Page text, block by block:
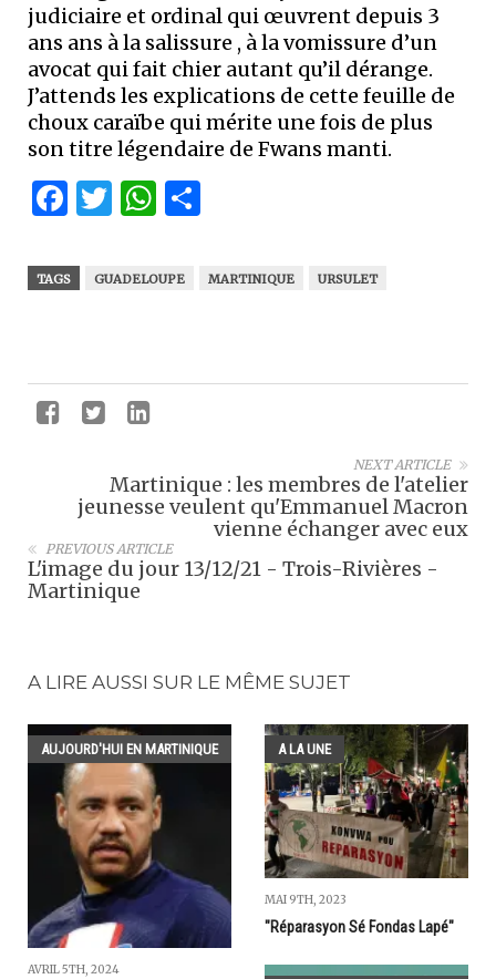
judiciaire et ordinal qui œuvrent depuis 3
ans ans à la salissure , à la vomissure d’un
avocat qui fait chier autant qu’il dérange.
J’attends les explications de cette feuille de
choux caraïbe qui mérite une fois de plus
son titre légendaire de Fwans manti.
Facebook
Twitter
WhatsApp
TAGS GUADELOUPE MARTINIQUE URSULET
NEXT ARTICLE
Martinique : les membres de l'atelier
jeunesse veulent qu'Emmanuel Macron
vienne échanger avec eux
PREVIOUS ARTICLE
L'image du jour 13/12/21 - Trois-Rivières -
Martinique
A LIRE AUSSI SUR LE MÊME SUJET
AUJOURD'HUI EN MARTINIQUE
AVRIL 5TH, 2024
A LA UNE
MAI 9TH, 2023
"Réparasyon Sé Fondas Lapé"